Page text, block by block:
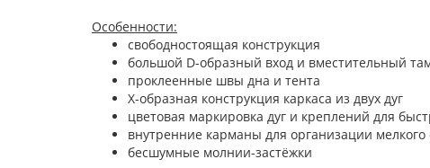
Особенности:
свободностоящая конструкция
большой D-образный вход и вместительный
проклеенные швы дна и тента
Х-образная конструкция каркаса из двух дуг
цветовая маркировка дуг и креплений для
внутренние карманы для организации
бесшумные молнии-застёжки